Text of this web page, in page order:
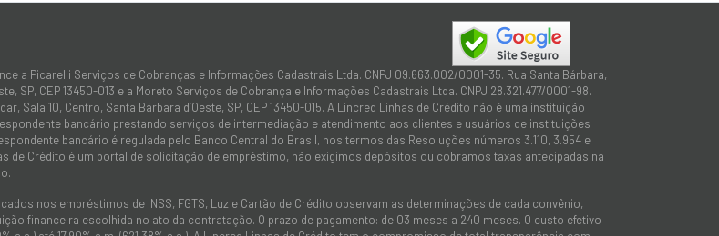
a Picarelli Serviços de Cobranças e Informações Cadastrais Ltda. CNPJ 09.663.002/0001-35. Rua Santa Bárbara,
SP, CEP 13450-013 e a Moreto Serviços de Cobrança e Informações Cadastrais Ltda. CNPJ 28.321.477/0001-98.
Sala 10, Centro, Santa Bárbara d’Oeste, SP, CEP 13450-015. A Lincred Linhas de Crédito não é uma instituição
bancário prestando serviços de intermediação e atendimento aos clientes e usuários de instituições
bancário é regulada pelo Banco Central do Brasil, nos termos das Resoluções números 3.110, 3.954 e
de Crédito é um portal de solicitação de empréstimo, não exigimos depósitos ou cobramos taxas antecipadas na
nos empréstimos de INSS, FGTS, Luz e Cartão de Crédito observam as determinações de cada convênio,
financeira escolhida no ato da contratação. O prazo de pagamento: de 03 meses a 240 meses. O custo efetivo